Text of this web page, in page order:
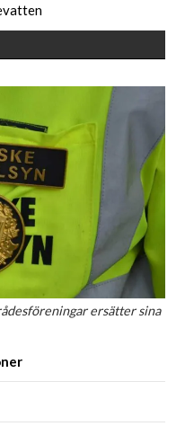
ersätter sina